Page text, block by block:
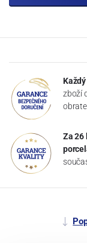
zboží
Za 26